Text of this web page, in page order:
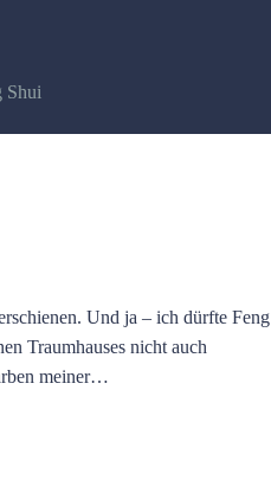
Shui
Und ja – ich dürfte Feng
Traumhauses nicht auch
meiner…